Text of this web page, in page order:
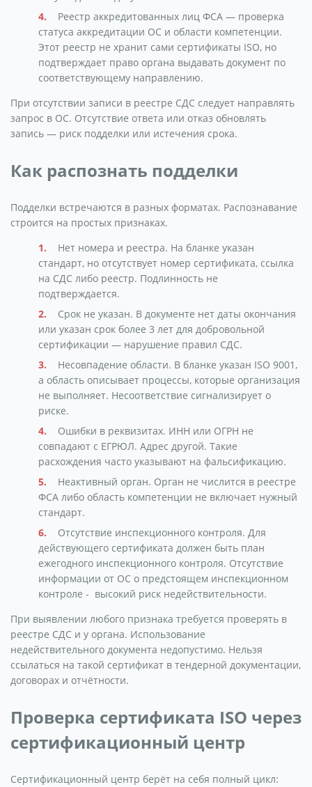
Реестр аккредитованных лиц ФСА — проверка
статуса аккредитации ОС и области компетенции.
Этот реестр не хранит сами сертификаты ISO, но
подтверждает право органа выдавать документ по
соответствующему направлению.
При отсутствии записи в реестре СДС следует направлять
запрос в ОС. Отсутствие ответа или отказ обновлять
запись — риск подделки или истечения срока.
Как распознать подделки
Подделки встречаются в разных форматах. Распознавание
строится на простых признаках.
Нет номера и реестра. На бланке указан
стандарт, но отсутствует номер сертификата, ссылка
на СДС либо реестр. Подлинность не
подтверждается.
Срок не указан. В документе нет даты окончания
или указан срок более 3 лет для добровольной
сертификации — нарушение правил СДС.
Несовпадение области. В бланке указан ISO 9001,
а область описывает процессы, которые организация
не выполняет. Несоответствие сигнализирует о
риске.
Ошибки в реквизитах. ИНН или ОГРН не
совпадают с ЕГРЮЛ. Адрес другой. Такие
расхождения часто указывают на фальсификацию.
Неактивный орган. Орган не числится в реестре
ФСА либо область компетенции не включает нужный
стандарт.
Отсутствие инспекционного контроля. Для
действующего сертификата должен быть план
ежегодного инспекционного контроля. Отсутствие
информации от ОС о предстоящем инспекционном
контроле - высокий риск недействительности.
При выявлении любого признака требуется проверять в
реестре СДС и у органа. Использование
недействительного документа недопустимо. Нельзя
ссылаться на такой сертификат в тендерной документации,
договорах и отчётности.
Проверка сертификата ISO через
сертификационный центр
Сертификационный центр берёт на себя полный цикл: